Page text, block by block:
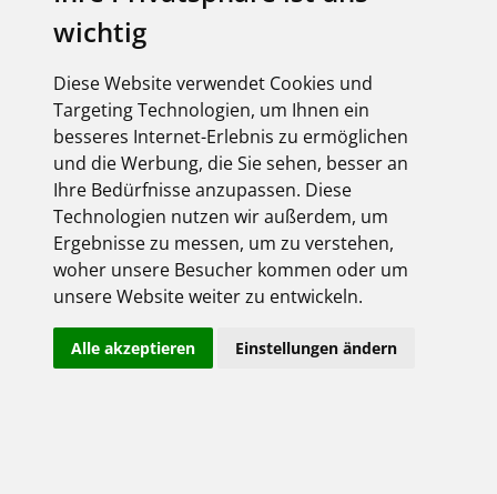
wichtig
Diese Website verwendet Cookies und
Targeting Technologien, um Ihnen ein
besseres Internet-Erlebnis zu ermöglichen
und die Werbung, die Sie sehen, besser an
Ihre Bedürfnisse anzupassen. Diese
Technologien nutzen wir außerdem, um
Ergebnisse zu messen, um zu verstehen,
woher unsere Besucher kommen oder um
unsere Website weiter zu entwickeln.
Alle akzeptieren Einstellungen ändern